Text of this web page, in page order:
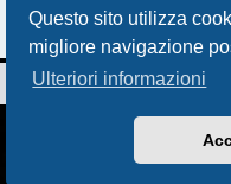
Questo sito utilizza
migliore navigazione
Ulteriori informazioni
responsabili per qualsiasi
queste informazioni.
Sito Web Forum